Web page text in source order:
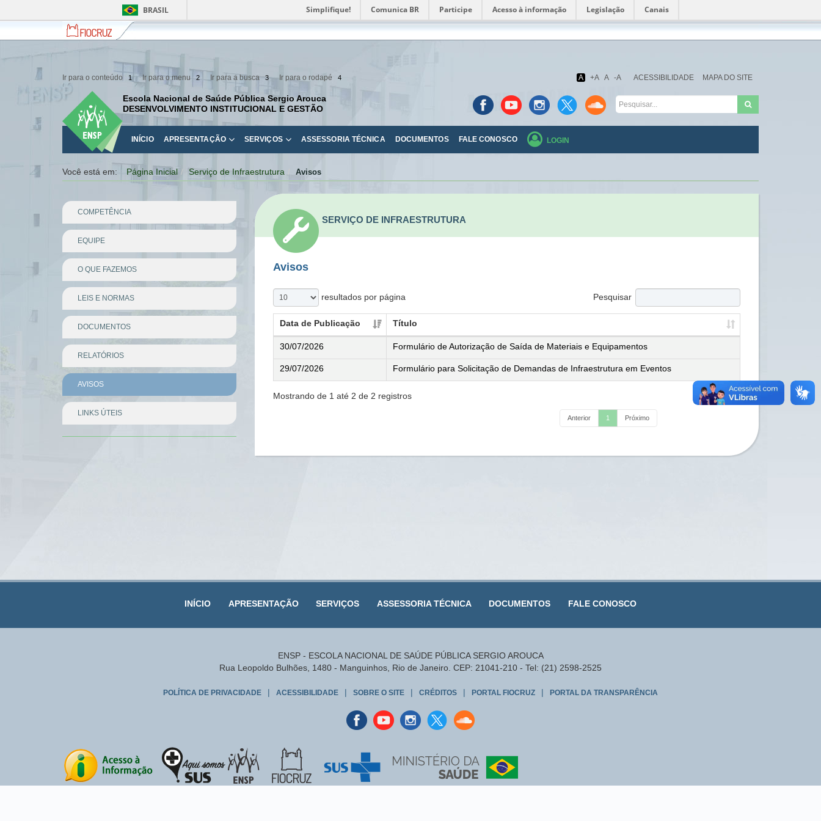
BRASIL Simplifique! Comunica BR Participe Acesso à informação Legislação Canais
Fiocruz
Fale
com
Fiocruz
Fundação
Oswaldo
Ir para o conteúdo 1 Ir para o menu 2 Ir para a busca 3 Ir para o rodapé 4 A +A A -A ACESSIBILIDADE MAPA DO SITE
Escola Nacional de Saúde Pública Sergio Arouca
DESENVOLVIMENTO INSTITUCIONAL E GESTÃO
INÍCIO APRESENTAÇÃO SERVIÇOS ASSESSORIA TÉCNICA DOCUMENTOS FALE CONOSCO LOGIN
Você está em: Página Inicial Serviço de Infraestrutura Avisos
COMPETÊNCIA
EQUIPE
O QUE FAZEMOS
LEIS E NORMAS
DOCUMENTOS
RELATÓRIOS
AVISOS
LINKS ÚTEIS
Divisor
SERVIÇO DE INFRAESTRUTURA
Avisos
resultados por página Pesquisar
Data de Publicação Título
30/07/2026 Formulário de Autorização de Saída de Materiais e Equipamentos
29/07/2026 Formulário para Solicitação de Demandas de Infraestrutura em Eventos
Mostrando de 1 até 2 de 2 registros
Anterior 1 Próximo
INÍCIO APRESENTAÇÃO SERVIÇOS ASSESSORIA TÉCNICA DOCUMENTOS FALE CONOSCO
ENSP - ESCOLA NACIONAL DE SAÚDE PÚBLICA SERGIO AROUCA
Rua Leopoldo Bulhões, 1480 - Manguinhos, Rio de Janeiro. CEP: 21041-210 - Tel: (21) 2598-2525
POLÍTICA DE PRIVACIDADE | ACESSIBILIDADE | SOBRE O SITE | CRÉDITOS | PORTAL FIOCRUZ | PORTAL DA TRANSPARÊNCIA
FacebookyoutubeinstagranTwitterSound
cloud